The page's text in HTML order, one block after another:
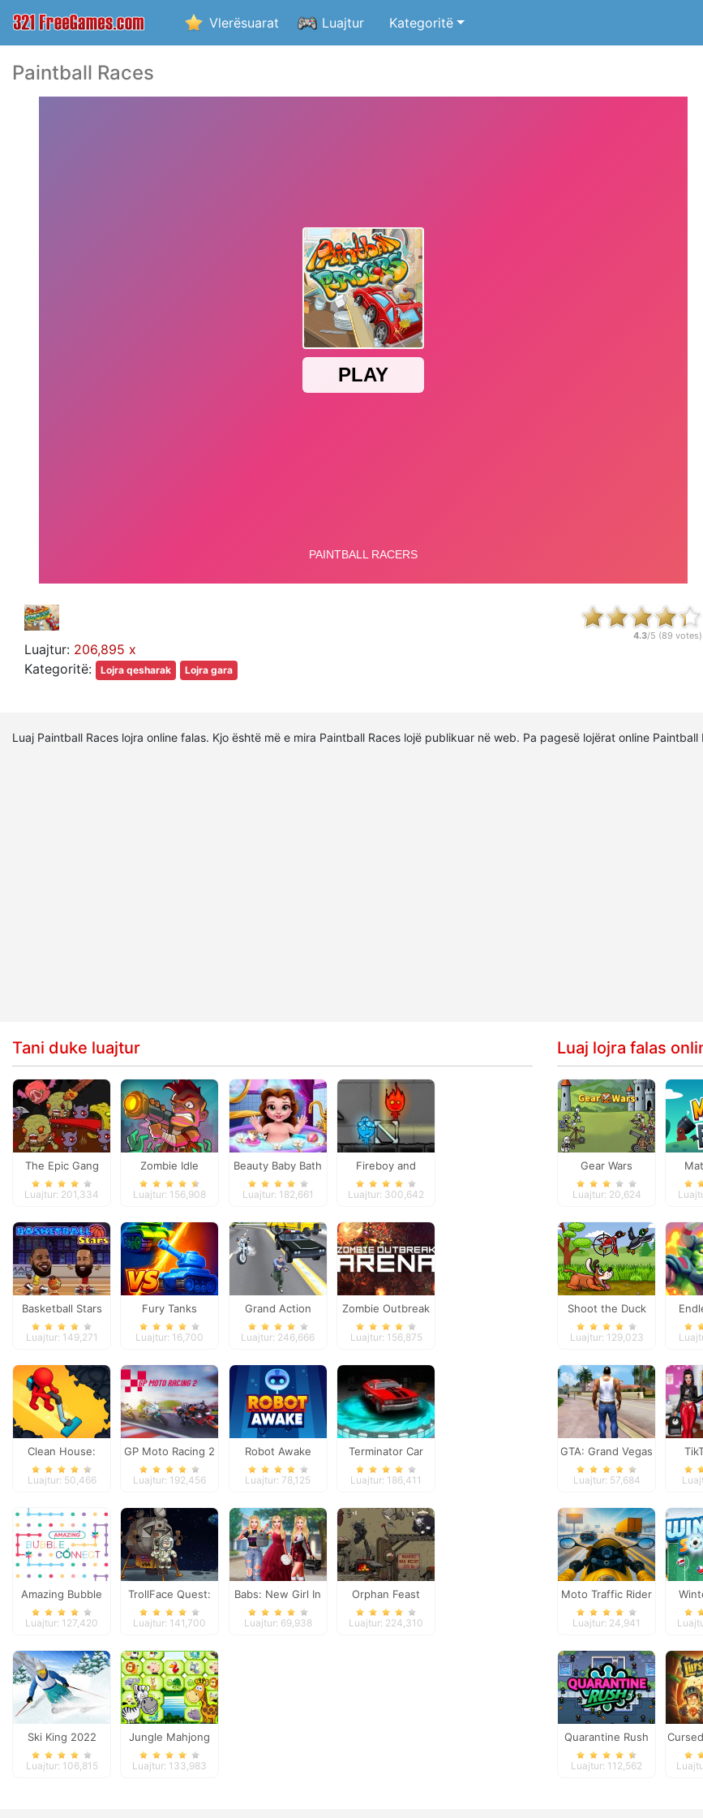
Vlerësuarat Luajtur Kategoritë
Paintball Races
Luajtur: 206,895 x
Kategoritë:
Lojra qesharak Lojra gara
4.3/5 (89 votes)
Luaj Paintball Races lojra online falas. Kjo është më e mira Paintball Races lojë publikuar në web. Pa pagesë lojërat online
Tani duke luajtur
The Epic Gang
Luajtur: 201,334
Zombie Idle
Defense Online
Luajtur: 156,908
Beauty Baby Bath
Luajtur: 182,661
Fireboy and
Watergirl 4
Luajtur: 300,642
Basketball Stars
Luajtur: 149,271
Fury Tanks
Luajtur: 16,700
Grand Action
Crime: New York
Luajtur: 246,666
Zombie Outbreak
Arena
Luajtur: 156,875
Clean House:
Clearing trash and
Luajtur: 50,466
GP Moto Racing 2
Luajtur: 192,456
Robot Awake
Luajtur: 78,125
Terminator Car
Luajtur: 186,411
Amazing Bubble
Connect
Luajtur: 127,420
TrollFace Quest:
USA 1
Luajtur: 141,700
Babs: New Girl In
School
Luajtur: 69,938
Orphan Feast
Luajtur: 224,310
Ski King 2022
Luajtur: 106,815
Jungle Mahjong
Deluxe
Luajtur: 133,983
Luaj lojra falas
Gear Wars
Luajtur: 20,624
Shoot the Duck
Luajtur: 129,023
GTA: Grand Vegas
Crime
Luajtur: 57,684
Moto Traffic Rider
Luajtur: 24,941
Quarantine Rush
Luajtur: 112,562